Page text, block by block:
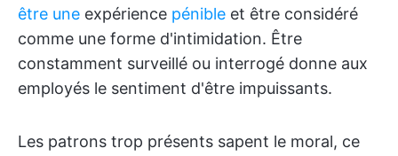
être une expérience pénible et être considéré
comme une forme d'intimidation. Être
constamment surveillé ou interrogé donne aux
employés le sentiment d'être impuissants.
Les patrons trop présents sapent le moral, ce